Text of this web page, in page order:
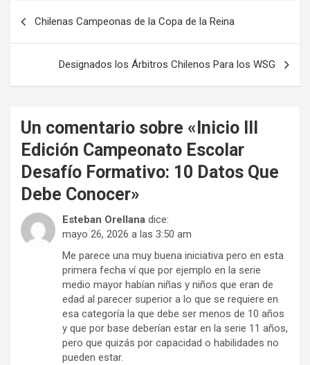
entradas
Chilenas Campeonas de la Copa de la Reina
Designados los Árbitros Chilenos Para los WSG
Un comentario sobre « Inicio III
Edición Campeonato Escolar
Desafío Formativo: 10 Datos Que
Debe Conocer»
Esteban Orellana dice:
mayo 26, 2026 a las 3:50 am
Me parece una muy buena iniciativa pero en esta
primera fecha ví que por ejemplo en la serie
medio mayor habían niñas y niños que eran de
edad al parecer superior a lo que se requiere en
esa categoría la que debe ser menos de 10 años
y que por base deberían estar en la serie 11 años,
pero que quizás por capacidad o habilidades no
pueden estar.